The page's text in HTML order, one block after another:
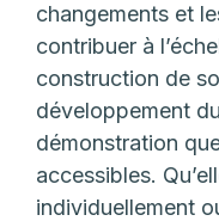
changements et
contribuer à
construction de
développement
démonstration
accessibles.
individuellement